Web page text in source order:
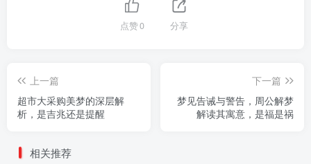
点赞0 分享
上一篇
超市大采购美梦的深层解
析，是吉兆还是提醒
下一篇
梦见告诫与警告，周公解梦
解读其寓意，是福是祸
相关推荐